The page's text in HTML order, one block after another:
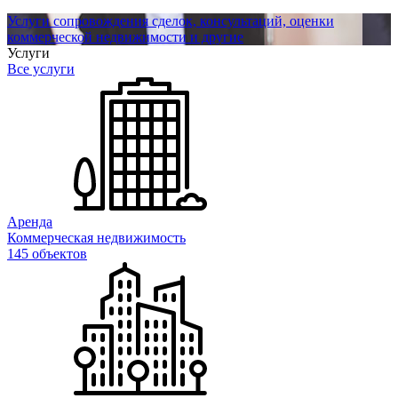
Услуги сопровождения сделок, консультаций, оценки
коммерческой недвижимости и другие
Услуги
Все услуги
Аренда
Коммерческая недвижимость
145 объектов